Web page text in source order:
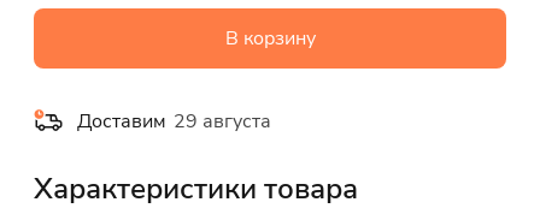
В корзину
Доставим 29 августа
Характеристики товара